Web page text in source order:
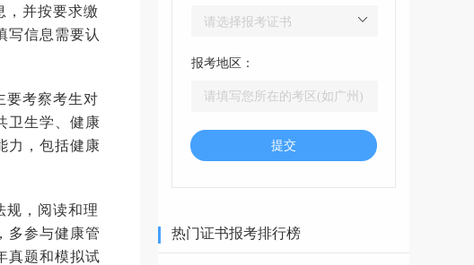
，并按要求缴
写信息需要认
要考察考生对
卫生学、健康
力，包括健康
规，阅读和理
多参与健康管
真题和模拟试
报考地区：
提交
热门证书报考排行榜